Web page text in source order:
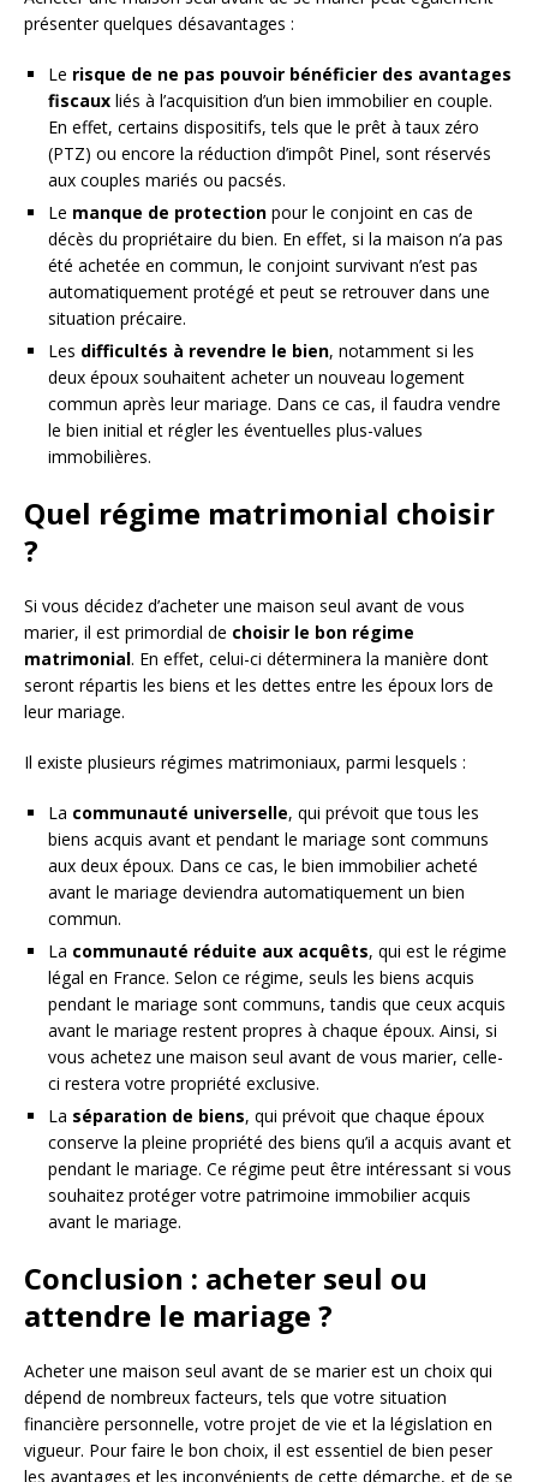
présenter quelques désavantages :
Le risque de ne pas pouvoir bénéficier des avantages
fiscaux liés à l’acquisition d’un bien immobilier en couple.
En effet, certains dispositifs, tels que le prêt à taux zéro
(PTZ) ou encore la réduction d’impôt Pinel, sont réservés
aux couples mariés ou pacsés.
Le manque de protection pour le conjoint en cas de
décès du propriétaire du bien. En effet, si la maison n’a pas
été achetée en commun, le conjoint survivant n’est pas
automatiquement protégé et peut se retrouver dans une
situation précaire.
Les difficultés à revendre le bien, notamment si les
deux époux souhaitent acheter un nouveau logement
commun après leur mariage. Dans ce cas, il faudra vendre
le bien initial et régler les éventuelles plus-values
immobilières.
Quel régime matrimonial choisir
?
Si vous décidez d’acheter une maison seul avant de vous
marier, il est primordial de choisir le bon régime
matrimonial. En effet, celui-ci déterminera la manière dont
seront répartis les biens et les dettes entre les époux lors de
leur mariage.
Il existe plusieurs régimes matrimoniaux, parmi lesquels :
La communauté universelle, qui prévoit que tous les
biens acquis avant et pendant le mariage sont communs
aux deux époux. Dans ce cas, le bien immobilier acheté
avant le mariage deviendra automatiquement un bien
commun.
La communauté réduite aux acquêts, qui est le régime
légal en France. Selon ce régime, seuls les biens acquis
pendant le mariage sont communs, tandis que ceux acquis
avant le mariage restent propres à chaque époux. Ainsi, si
vous achetez une maison seul avant de vous marier, celle-
ci restera votre propriété exclusive.
La séparation de biens, qui prévoit que chaque époux
conserve la pleine propriété des biens qu’il a acquis avant et
pendant le mariage. Ce régime peut être intéressant si vous
souhaitez protéger votre patrimoine immobilier acquis
avant le mariage.
Conclusion : acheter seul ou
attendre le mariage ?
Acheter une maison seul avant de se marier est un choix qui
dépend de nombreux facteurs, tels que votre situation
financière personnelle, votre projet de vie et la législation en
vigueur. Pour faire le bon choix, il est essentiel de bien peser
les avantages et les inconvénients de cette démarche, et de se